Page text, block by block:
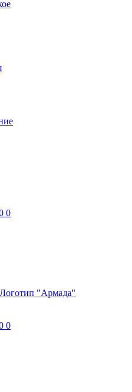
0
Логотип "Армада"
0